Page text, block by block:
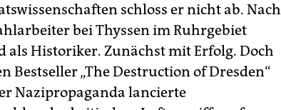
schloss er nicht ab. Nach
bei Thyssen im Ruhrgebiet
als Historiker. Zunächst mit Erfolg. Doch
Bestseller „The Destruction of Dresden“
Nazipropaganda lancierte